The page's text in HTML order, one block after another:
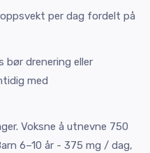
per dag fordelt på
bør drenering eller
med
Voksne å utnevne 750
6–10 år - 375 mg / dag,